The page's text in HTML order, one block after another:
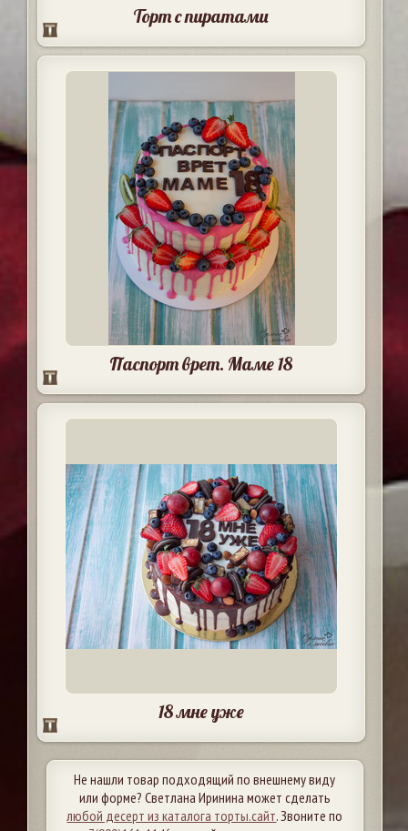
Торт с пиратами
Паспорт врет. Маме 18
18 мне уже
Не нашли товар подходящий по внешнему виду
или форме? Светлана Иринина может сделать
любой десерт из каталога торты.сайт. Звоните по